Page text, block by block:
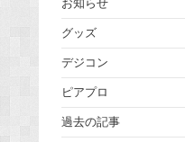
お知らせ
グッズ
デジコン
ピアプロ
過去の記事